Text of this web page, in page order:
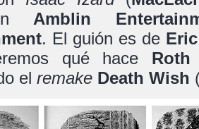
Amblin
. El guión es de
qué hace Roth
el remake Death Wish